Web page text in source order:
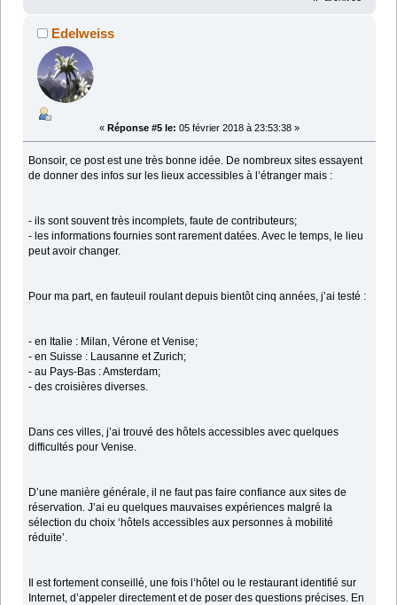
Edelweiss
« Réponse #5 le: 05 février 2018 à 23:53:38 »
Bonsoir, ce post est une très bonne idée. De nombreux sites essayent
de donner des infos sur les lieux accessibles à l’étranger mais :
- ils sont souvent très incomplets, faute de contributeurs;
- les informations fournies sont rarement datées. Avec le temps, le lieu
peut avoir changer.
Pour ma part, en fauteuil roulant depuis bientôt cinq années, j’ai testé :
- en Italie : Milan, Vérone et Venise;
- en Suisse : Lausanne et Zurich;
- au Pays-Bas : Amsterdam;
- des croisières diverses.
Dans ces villes, j’ai trouvé des hôtels accessibles avec quelques
difficultés pour Venise.
D’une manière générale, il ne faut pas faire confiance aux sites de
réservation. J’ai eu quelques mauvaises expériences malgré la
sélection du choix ‘hôtels accessibles aux personnes à mobilité
réduite’.
Il est fortement conseillé, une fois l’hôtel ou le restaurant identifié sur
Internet, d’appeler directement et de poser des questions précises. En